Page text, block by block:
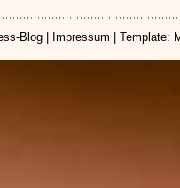
Blog Impressum | Template: